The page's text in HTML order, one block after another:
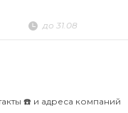
до 31.08
☎️ и адреса компаний